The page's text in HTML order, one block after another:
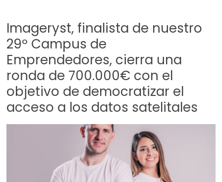
Imageryst, finalista de nuestro
29º Campus de
Emprendedores, cierra una
ronda de 700.000€ con el
objetivo de democratizar el
acceso a los datos satelitales